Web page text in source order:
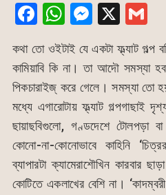
F
c
e
b
o
o
k
W
at
s
A
p
p
M
s
s
e
n
g
er
X G
ai
l
কথা তো ওইটাই যে একটা ফ্ল্যাট গল্প
কামিয়াবি কি না। তা আদৌ সমস্যা
পিকচারাইজ্ করে গেলে। সমস্যা তো
মধ্যে এগারোটায় ফ্ল্যাট গল্পগাছাই
ছায়াছবিগুলো, গণ্ডদেশে টোলপড়া
কোনো-না-কোনোভাবে কাহিনি
ব্যাপারটা ক্যামেরাশৌখিন কারবার
কোটিতে একলাখের বেশি না।